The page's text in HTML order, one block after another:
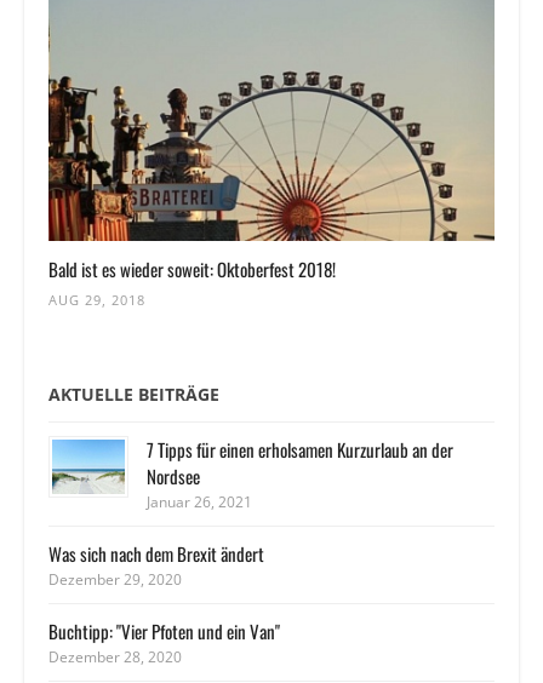
Bald ist es wieder soweit: Oktoberfest 2018!
AUG 29, 2018
AKTUELLE BEITRÄGE
7 Tipps für einen erholsamen Kurzurlaub an der
Nordsee
Januar 26, 2021
Was sich nach dem Brexit ändert
Dezember 29, 2020
Buchtipp: "Vier Pfoten und ein Van"
Dezember 28, 2020